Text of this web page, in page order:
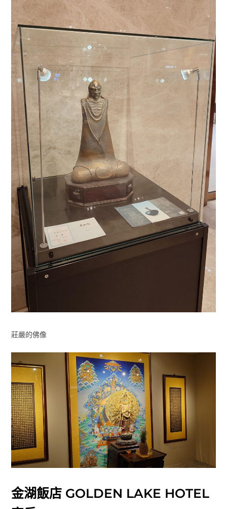
莊嚴的佛像
金湖飯店 GOLDEN LAKE HOTEL